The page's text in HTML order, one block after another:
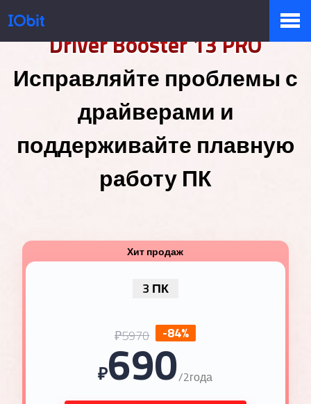
Продукты
Пресс-комната
Поддержка
Driver Booster 13 PRO
Исправляйте проблемы с
драйверами и
поддерживайте плавную
работу ПК
3 ПК
₽5970 -84%
₽690/2года